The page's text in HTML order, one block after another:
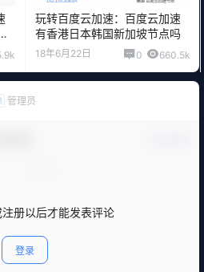
玩转百度云加速：百度云加速
有香港日本韩国新加坡节点吗
18年6月22日 0 660.5k
管理员
册以后才能发表评论
登录